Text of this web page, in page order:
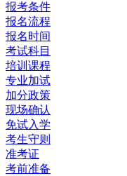
报考条件
报名流程
报名时间
考试科目
培训课程
专业加试
加分政策
现场确认
免试入学
考生守则
准考证
考前准备